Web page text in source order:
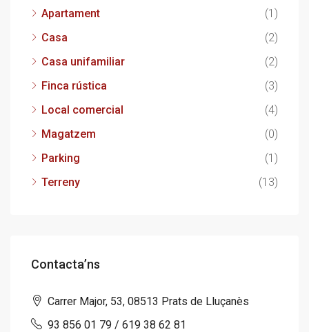
Apartament
(1)
Casa
(2)
Casa unifamiliar
(2)
Finca rústica
(3)
Local comercial
(4)
Magatzem
(0)
Parking
(1)
Terreny
(13)
Contacta’ns
Carrer Major, 53, 08513 Prats de Lluçanès
93 856 01 79 / 619 38 62 81